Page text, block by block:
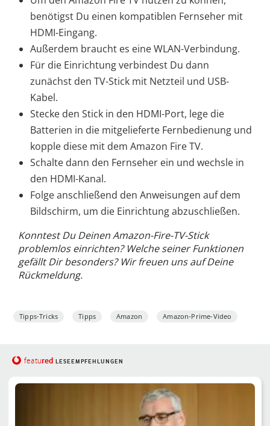
benötigst Du einen kompatiblen Fernseher mit
HDMI-Eingang.
Außerdem braucht es eine WLAN-Verbindung.
Für die Einrichtung verbindest Du dann
zunächst den TV-Stick mit Netzteil und USB-
Kabel.
Stecke den Stick in den HDMI-Port, lege die
Batterien in die mitgelieferte Fernbedienung und
kopple diese mit dem Amazon Fire TV.
Schalte dann den Fernseher ein und wechsle in
den HDMI-Kanal.
Folge anschließend den Anweisungen auf dem
Bildschirm, um die Einrichtung abzuschließen.
Konntest Du Deinen Amazon-Fire-TV-Stick
problemlos einrichten? Welche seiner Funktionen
gefällt Dir besonders? Wir freuen uns auf Deine
Rückmeldung.
Tipps-Tricks Tipps Amazon Amazon-Prime-Video
featured LESEEMPFEHLUNGEN